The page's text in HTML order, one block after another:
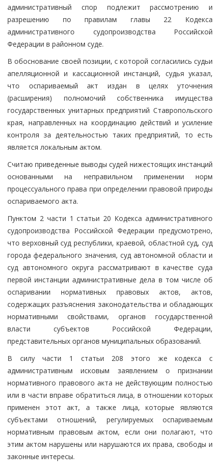
административный спор подлежит рассмотрению и
разрешению по правилам главы 22 Кодекса
административного судопроизводства Российской
Федерации в районном суде.
В обоснование своей позиции, с которой согласились судьи
апелляционной и кассационной инстанций, судья указал,
что оспариваемый акт издан в целях уточнения
(расширения) полномочий собственника имущества
государственных унитарных предприятий Ставропольского
края, направленных на координацию действий и усиление
контроля за деятельностью таких предприятий, то есть
является локальным актом.
Считаю приведенные выводы судей нижестоящих инстанций
основанными на неправильном применении норм
процессуального права при определении правовой природы
оспариваемого акта.
Пунктом 2 части 1 статьи 20 Кодекса административного
судопроизводства Российской Федерации предусмотрено,
что верховный суд республики, краевой, областной суд, суд
города федерального значения, суд автономной области и
суд автономного округа рассматривают в качестве суда
первой инстанции административные дела в том числе об
оспаривании нормативных правовых актов, актов,
содержащих разъяснения законодательства и обладающих
нормативными свойствами, органов государственной
власти субъектов Российской Федерации,
представительных органов муниципальных образований.
В силу части 1 статьи 208 этого же кодекса с
административным исковым заявлением о признании
нормативного правового акта не действующим полностью
или в части вправе обратиться лица, в отношении которых
применен этот акт, а также лица, которые являются
субъектами отношений, регулируемых оспариваемым
нормативным правовым актом, если они полагают, что
этим актом нарушены или нарушаются их права, свободы и
законные интересы.